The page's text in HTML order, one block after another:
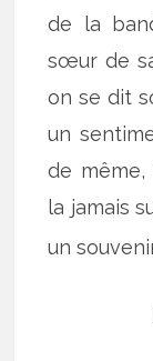
de la
sœur de
on se dit
un
de
la jamais
un